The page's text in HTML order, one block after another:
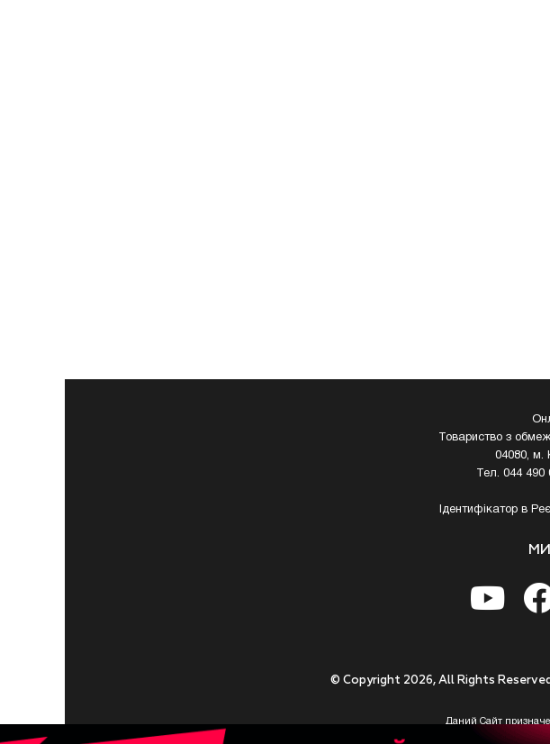
Товариство з
04080, м.
Тел. 044
Ідентифікатор в
© Copyright 2026, All Rights
Даний Сайт
Приступаючи до використання https://